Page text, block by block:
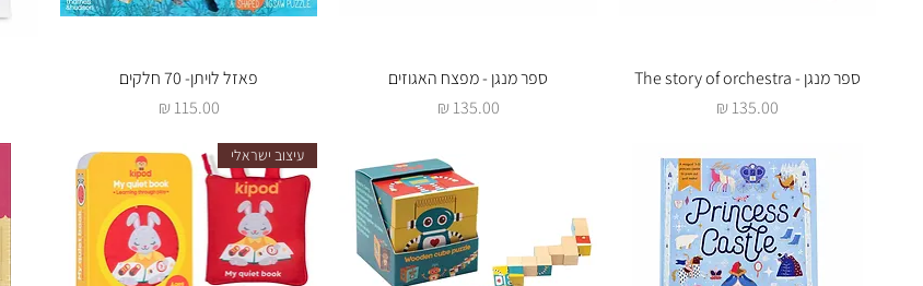
תצוגה מהירה ספר מנגן - The story of orchestra
מחיר
תצוגה מהירה
ספר מנגן - מפצח האגוזים
מחיר
תצוגה מהירה
פאזל לויתן- 70 חלקים
מחיר
עיצוב ישראלי